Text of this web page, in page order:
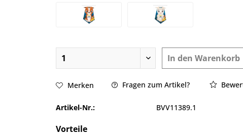
In den Warenkorb
Merken Fragen zum Artikel?
Artikel-Nr.: BVV11389.1
Vorteile